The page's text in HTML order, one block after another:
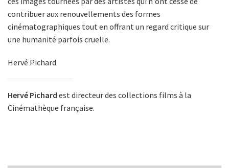
contribuer aux renouvellements des formes
cinématographiques tout en offrant un regard critique sur
une humanité parfois cruelle.
Hervé Pichard
Hervé Pichard est directeur des collections films à la
Cinémathèque française.